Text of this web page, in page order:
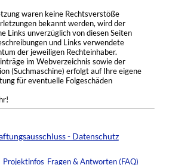
waren keine Rechtsverstöße
bekannt werden, wird der
Links unverzüglich von diesen Seiten
und Links verwendete
der jeweiligen Rechteinhaber.
im Webverzeichnis sowie der
(Suchmaschine) erfolgt auf Ihre eigene
für eventuelle Folgeschäden
- Datenschutz
Projektinfos Fragen & Antworten (FAQ)